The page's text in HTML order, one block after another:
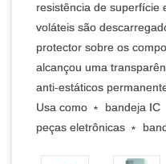
resistência de superfície
voláteis são
protector sobre os
alcançou uma
anti-estáticos
Usa como ﹡ bandeja IC
peças eletrônicas ﹡